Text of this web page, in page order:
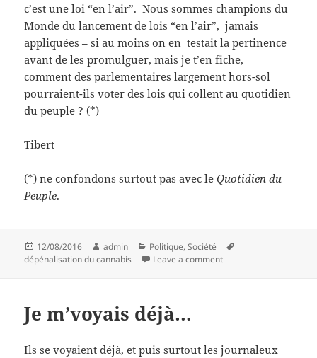
c’est une loi “en l’air”. Nous sommes champions du
Monde du lancement de lois “en l’air”, jamais
appliquées – si au moins on en testait la pertinence
avant de les promulguer, mais je t’en fiche,
comment des parlementaires largement hors-sol
pourraient-ils voter des lois qui collent au quotidien
du peuple ? (*)
Tibert
(*) ne confondons surtout pas avec leQuotidien du
Peuple.
Posted
on
12/08/2016 Author
admin Categories
Politique,Société
dépénalisation du cannabis
Leave a commenton Prise de conscience
Je m’voyais déjà…
Ils se voyaient déjà, et puis surtout les journaleux